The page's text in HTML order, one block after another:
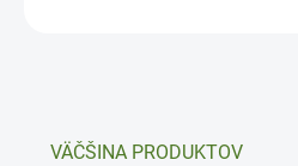
VÄČŠINA PRODUKTOV